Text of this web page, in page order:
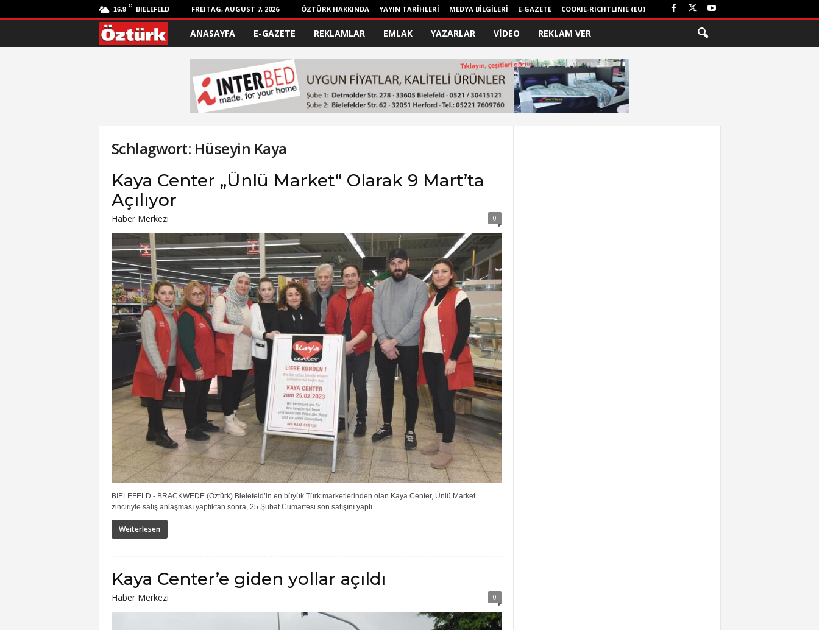
16.9 C BIELEFELD FREITAG, AUGUST 7, 2026 ÖZTÜRK HAKKINDA YAYIN TARİHLERİ MEDYA BİLGİLERİ E-GAZETE COOKIE-RICHTLINIE (EU)
ANASAYFA E-GAZETE REKLAMLAR EMLAK YAZARLAR VİDEO REKLAM VER
Schlagwort: Hüseyin Kaya
Kaya Center „Ünlü Market“ Olarak 9 Mart’ta
Açılıyor
Haber Merkezi 0
BIELEFELD - BRACKWEDE (Öztürk) Bielefeld’in en büyük Türk marketlerinden olan Kaya Center, Ünlü Market
zinciriyle satış anlaşması yaptıktan sonra, 25 Şubat Cumartesi son satışını yaptı...
Weiterlesen
Kaya Center’e giden yollar açıldı
Haber Merkezi 0